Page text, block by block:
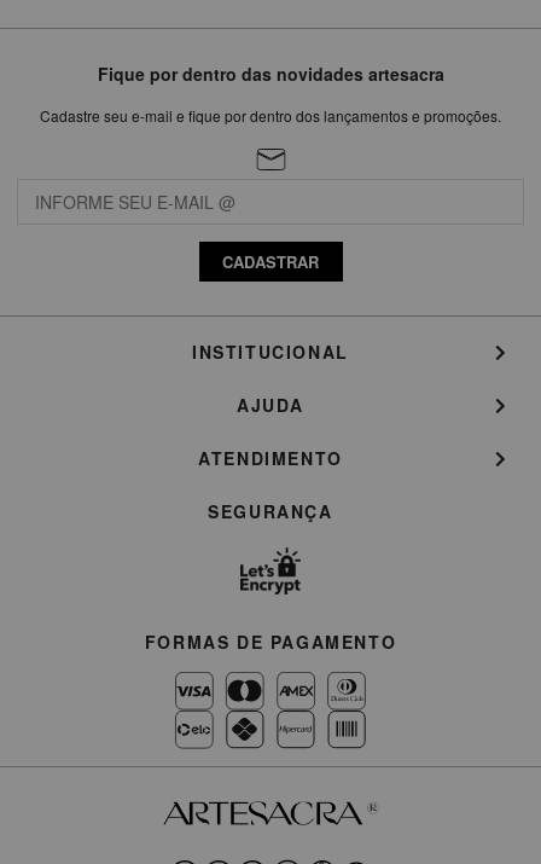
Fique por dentro das novidades artesacra
Cadastre seu e-mail e fique por dentro dos lançamentos e promoções.
CADASTRAR
INSTITUCIONAL
AJUDA
ATENDIMENTO
SEGURANÇA
FORMAS DE PAGAMENTO